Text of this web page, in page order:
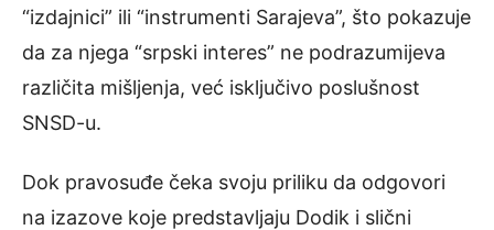
“izdajnici” ili “instrumenti Sarajeva”, što pokazuje
da za njega “srpski interes” ne podrazumijeva
različita mišljenja, već isključivo poslušnost
SNSD-u.
Dok pravosuđe čeka svoju priliku da odgovori
na izazove koje predstavljaju Dodik i slični